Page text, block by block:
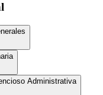
Administrativa